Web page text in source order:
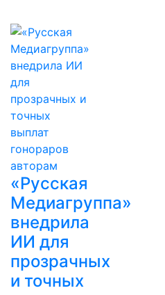
«Русская
Медиагруппа»
внедрила
ИИ для
прозрачных
и точных